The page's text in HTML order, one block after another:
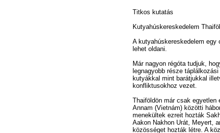
Titkos kutatás
Kutyahúskereskedelem
A kutyahúskereskedelem egy
lehet oldani.
Már nagyon régóta tudjuk,
legnagyobb része
kutyákkal mint barátjukkal
konfliktusokhoz vezet.
Thaiföldön már csak
Annam (Vietnám) közötti
menekültek ezreit hozták
Aakon Nakhon Urát, Meyert,
közösséget hozták létre. A